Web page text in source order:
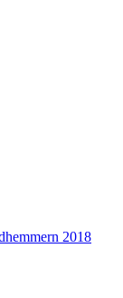
2018